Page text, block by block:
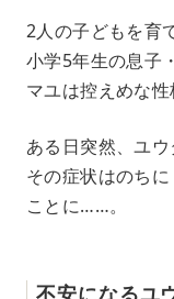
2人の子どもを育
小学5年生の息子
マユは控えめな性
ある日突然、ユウ
その症状はのち
ことに……。
不安になるユ